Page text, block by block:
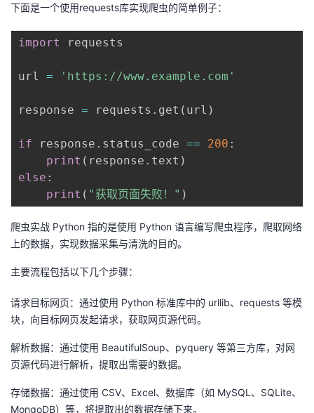
下面是一个使用requests库实现爬虫的简单例子：
import requests
url = 'https://www.example.com'
response = requests . get ( url )
if response . status_code == 200 :
print ( response . text )
else :
print ( "获取页面失败！" )
爬虫实战 Python 指的是使用 Python 语言编写爬虫程序，爬取网络
上的数据，实现数据采集与清洗的目的。
主要流程包括以下几个步骤：
请求目标网页：通过使用 Python 标准库中的 urllib、requests 等模
块，向目标网页发起请求，获取网页源代码。
解析数据：通过使用 BeautifulSoup、pyquery 等第三方库，对网
页源代码进行解析，提取出需要的数据。
存储数据：通过使用 CSV、Excel、数据库（如 MySQL、SQLite、
MongoDB）等，将提取出的数据存储下来。